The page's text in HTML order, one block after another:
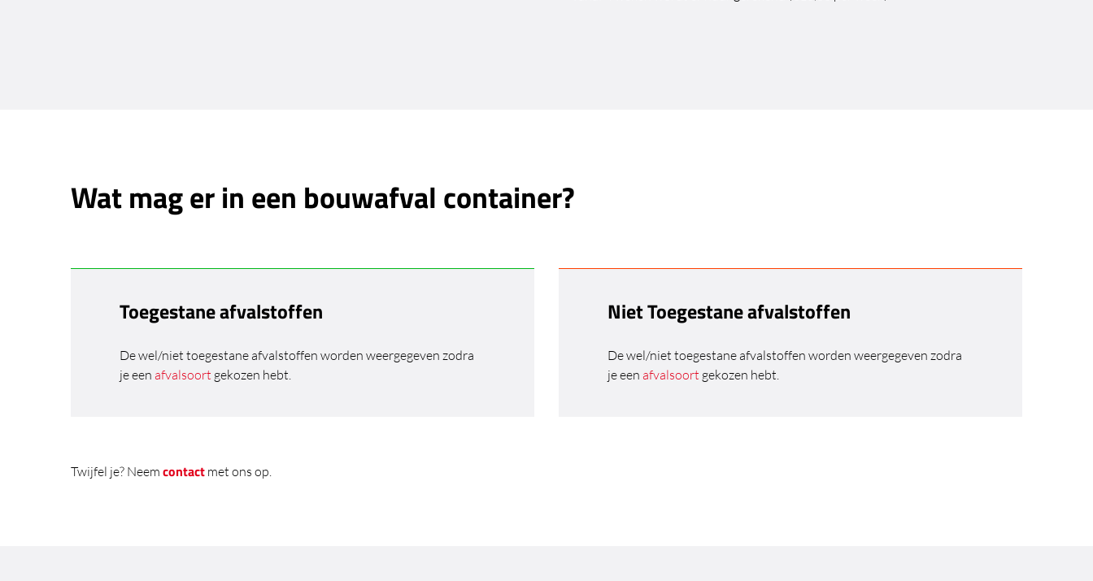
Wat mag er in een bouwafval container?
Toegestane afvalstoffen
De wel/niet toegestane afvalstoffen worden weergegeven zodra
je een afvalsoort gekozen hebt.
Niet Toegestane afvalstoffen
De wel/niet toegestane afvalstoffen worden weergegeven zodra
je een afvalsoort gekozen hebt.
Twijfel je? Neem contact met ons op.